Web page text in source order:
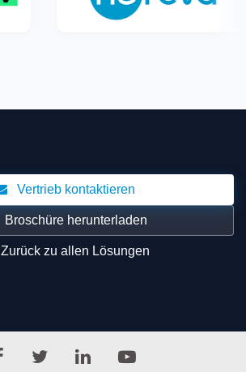
Vertrieb kontaktieren
Broschüre herunterladen
Zurück zu allen Lösungen